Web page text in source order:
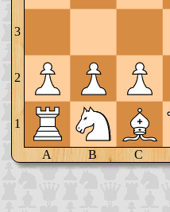
3
2
1
A B C